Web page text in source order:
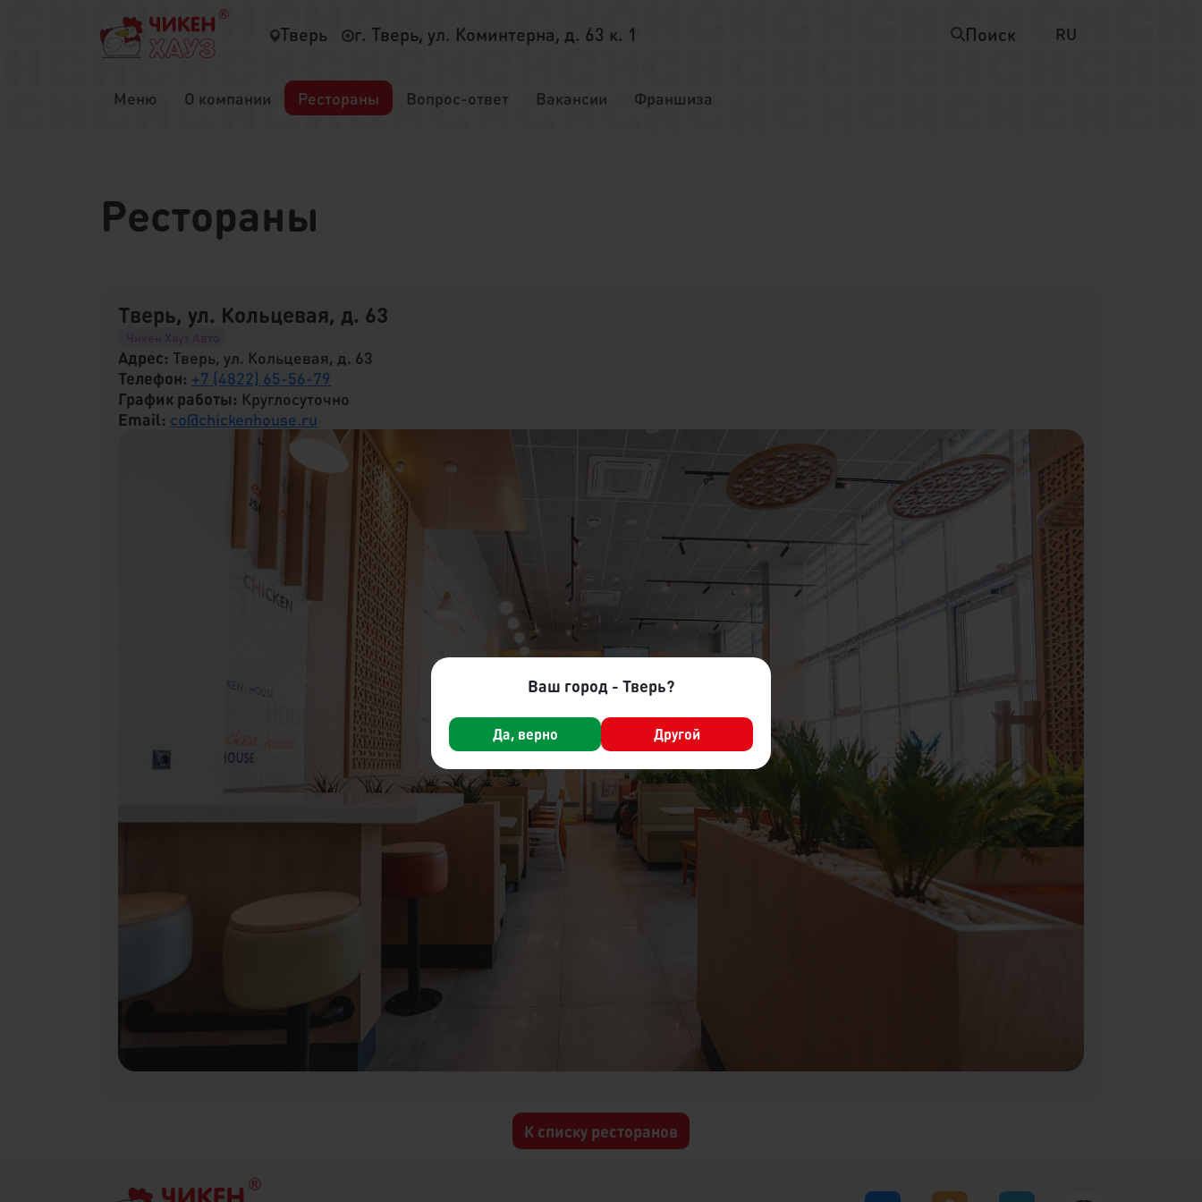
Ваш город - Тверь?
Да, верно Другой
Тверь г. Тверь, ул. Коминтерна, д. 63 к. 1 Поиск RU
Меню О компании Рестораны Вопрос-ответ Вакансии Франшиза
Рестораны
Тверь, ул. Кольцевая, д. 63
Адрес: Тверь, ул. Кольцевая, д. 63
Телефон: +7 (4822) 65-56-79
График работы: Круглосуточно
Email: co@chickenhouse.ru
К списку ресторанов